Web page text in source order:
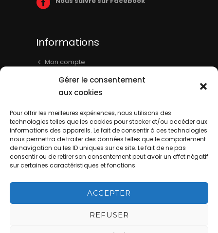
Gérer le consentement
aux cookies
Pour offrir les meilleures expériences, nous utilisons des
technologies telles que les cookies pour stocker et/ou accéder aux
informations des appareils. Le fait de consentir à ces technologies
nous permettra de traiter des données telles que le comportement
de navigation ou les ID uniques sur ce site. Le fait de ne pas
consentir ou de retirer son consentement peut avoir un effet négatif
sur certaines caractéristiques et fonctions.
ACCEPTER
REFUSER
Informations
Mon compte
Panier
Livraison & Informations
Conditions générales
Contact
La Cave de Batisse - Website by